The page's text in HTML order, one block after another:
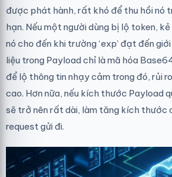
được phát hành, rất khó để thu hồi nó
hạn. Nếu một người dùng bị lộ token,
nó cho đến khi trường ‘exp’ đạt đến
liệu trong Payload chỉ là mã hóa
để lộ thông tin nhạy cảm trong đó, rủi
cao. Hơn nữa, nếu kích thước Payload
sẽ trở nên rất dài, làm tăng kích thước
request gửi đi.